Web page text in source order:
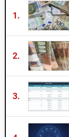
1.
2.
3.